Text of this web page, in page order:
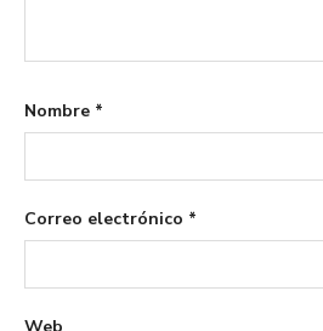
Nombre *
Correo electrónico *